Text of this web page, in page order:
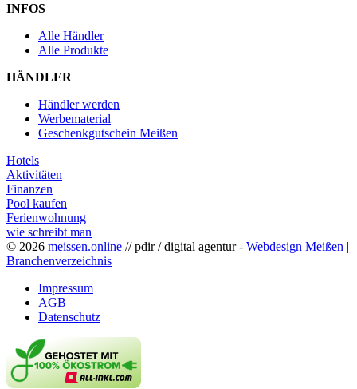
INFOS
Alle Händler
Alle Produkte
HÄNDLER
Händler werden
Werbematerial
Geschenkgutschein Meißen
Hotels
Aktivitäten
Finanzen
Pool kaufen
Ferienwohnung
wie schreibt man
© 2026 meissen.online // pdir / digital agentur - Webdesign Meißen |
Branchenverzeichnis
Impressum
AGB
Datenschutz